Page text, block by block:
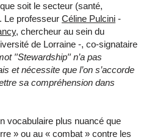
que soit le secteur (santé,
Le professeur Céline Pulcini -
, chercheur au sein du
de Lorraine -, co-signataire
′′Stewardship′′ n’a pas
et nécessite que l’on s’accorde
sa compréhension dans
vocabulaire plus nuancé que
» ou au « combat » contre les